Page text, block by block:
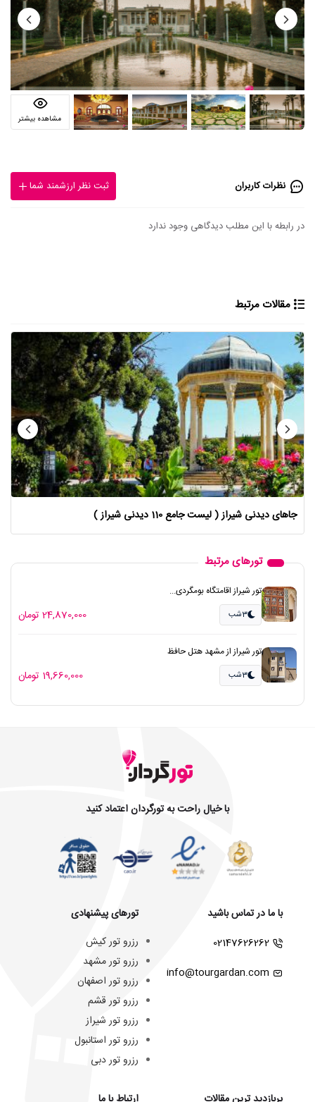
مشاهده بیشتر
نظرات کاربران ثبت نظر ارزشمند شما
در رابطه با این مطلب دیدگاهی وجود ندارد
مقالات مرتبط
جاهای دیدنی شیراز ( لیست جامع 110 دیدنی شیراز )
تورهای مرتبط
تور شیراز اقامتگاه بومگردی...
3شب 24,870,000 تومان
تور شیراز از مشهد هتل حافظ
3شب 19,660,000 تومان
با خیال راحت به تورگردان اعتماد کنید
با ما در تماس باشید
02147626262
info@tourgardan.com
تورهای پیشنهادی
رزرو تور کیش
رزرو تور مشهد
رزرو تور اصفهان
رزرو تور قشم
رزرو تور شیراز
رزرو تور استانبول
رزرو تور دبی